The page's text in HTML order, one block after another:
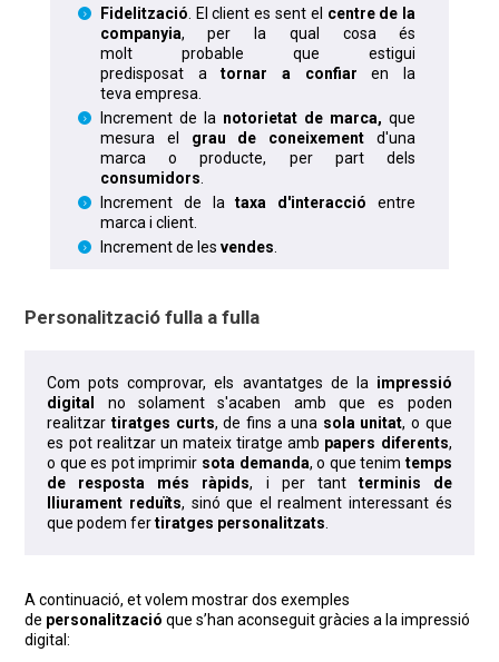
Fidelització. El client es sent el centre de la
companyia, per la qual cosa és
molt probable que estigui
predisposat atornar a confiaren la
teva empresa.
Increment de la notorietat de marca,que
mesura el grau de coneixementd'una
marca o producte, per part dels
consumidors.
Increment de lataxa d'interaccióentre
marca i client.
Increment de les vendes.
Personalització fulla a fulla
Com pots comprovar, els avantatges de la impressió
digital
no solament s'acaben amb que es poden
realitzartiratges curts, de fins a una sola unitat, o que
es pot realitzar un mateix tiratge amb papers diferents,
o que es pot imprimir sota demanda, o que tenim temps
de resposta més ràpids, i per tant terminis de
lliurament reduïts, sinó que el realment interessant és
que podem fertiratges personalitzats.
A continuació, et volem mostrar dos exemples
de personalització que s’han aconseguit gràcies a la impressió
digital: